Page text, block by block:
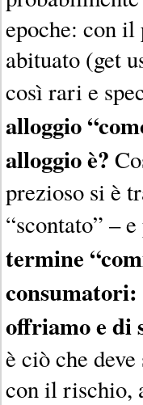
epoche: con il
abituato (get
così rari e
alloggio
alloggio è?
prezioso si è
“scontato” –
termine
offriamo e di
è ciò che
con il